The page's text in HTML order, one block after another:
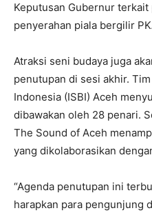
Keputusan Gubernur
penyerahan piala bergilir
Atraksi seni budaya juga
penutupan di sesi akhir.
Indonesia (ISBI) Aceh
dibawakan oleh 28 penari.
The Sound of Aceh
yang dikolaborasikan
“Agenda penutupan ini
harapkan para pengunjung